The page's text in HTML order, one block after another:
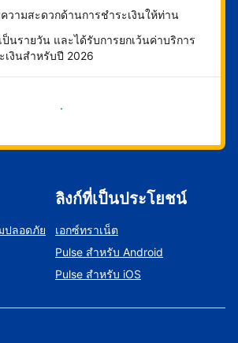
ความสะดวกด้านการชำระเงินให้ท่าน
นรายวัน และได้รับการยกเว้นค่าบริการ
เงินสำหรับปี 2026
เริ่มดำเนินการเลย
ปลอดภัย
ลิงก์ที่เป็นประโยชน์
เอกซ์ทราเน็ต
Pulse สำหรับ Android
Pulse สำหรับ iOS